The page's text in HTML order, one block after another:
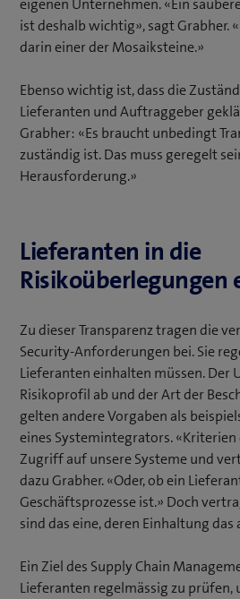
eigenen Unternehmen. «Ein
ist deshalb wichtig», sagt Grabher.
darin einer der Mosaiksteine.»
Ebenso wichtig ist, dass die
Lieferanten und Auftraggeber
Grabher: «Es braucht unbedingt
zuständig ist. Das muss geregelt
Herausforderung.»
Lieferanten in die
Risikoüberlegungen
Zu dieser Transparenz tragen die
Security-Anforderungen bei. Sie
Lieferanten einhalten müssen. Der
Risikoprofil ab und der Art der
gelten andere Vorgaben als
eines Systemintegrators.
Zugriff auf unsere Systeme und
dazu Grabher. «Oder, ob ein
Geschäftsprozesse ist.» Doch
sind das eine, deren Einhaltung das
Ein Ziel des Supply Chain
Lieferanten regelmässig zu prüfen,